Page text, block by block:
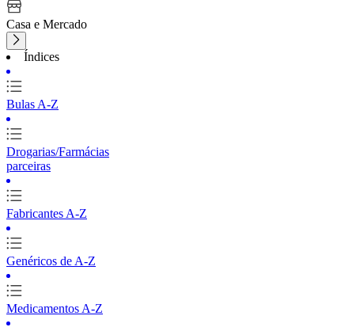
Casa e Mercado
Índices
Bulas A-Z
Drogarias/Farmácias
parceiras
Fabricantes A-Z
Genéricos de A-Z
Medicamentos A-Z